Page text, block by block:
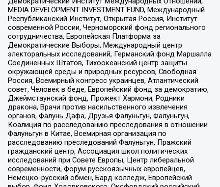
MEDIA DEVELOPMENT INVESTMENT FUND, Международный
Республиканский Институт, Открытая Россия, Институт
современной России, Черноморский фонд регионального
сотрудничества, Европейская Платформа за
Демократические Выборы, Международный центр
электоральных исследований, Германский фонд Маршалла
Соединенных Штатов, Тихоокеанский центр защиты
окружающей среды и природных ресурсов, Свободная
Россия, Всемирный конгресс украинцев, Атлантический
совет, Человек в беде, Европейский фонд за демократию,
Джеймстаунский фонд, Прожект Хармони, Родники
дракона, Врачи против насильственного извлечения
органов, Фалунь Дафа, Друзья Фалуньгун, Фалуньгун,
Коалиция по расследованию преследования в отношении
Фалуньгун в Китае, Всемирная организация по
расследованию преследований Фалуньгун, Пражский
гражданский центр, Ассоциация школ политических
исследований при Совете Европы, Центр либеральной
современности, Форум русскоязычных европейцев,
Немецко-русский обмен, Бард колледж, Европейский